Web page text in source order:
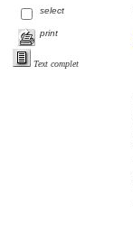
select
print
Text complet